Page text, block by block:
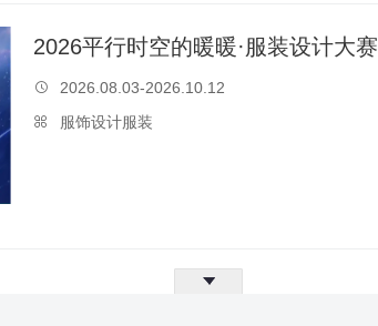
2026平行时空的暖暖·服装设计大赛
 2026.08.03-2026.10.12
 服饰设计服装